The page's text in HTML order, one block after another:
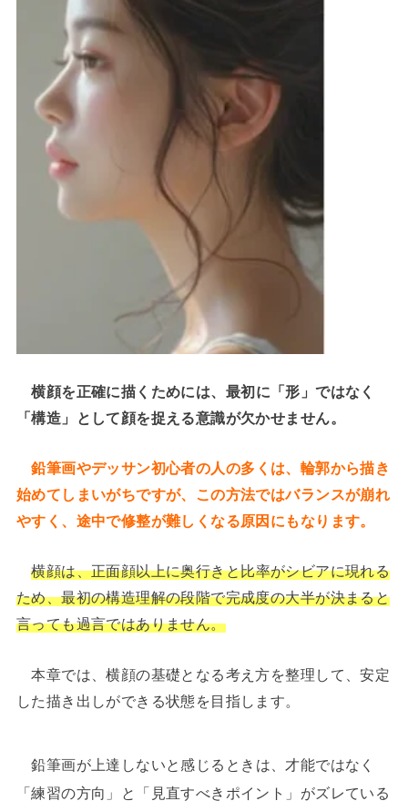
横顔を正確に描くためには、最初に「形」ではなく
「構造」として顔を捉える意識が欠かせません。
鉛筆画やデッサン初心者の人の多くは、輪郭から描き
始めてしまいがちですが、この方法ではバランスが崩れ
やすく、途中で修整が難しくなる原因にもなります。
横顔は、正面顔以上に奥行きと比率がシビアに現れる
ため、最初の構造理解の段階で完成度の大半が決まると
言っても過言ではありません。
本章では、横顔の基礎となる考え方を整理して、安定
した描き出しができる状態を目指します。
鉛筆画が上達しないと感じるときは、才能ではなく
「練習の方向」と「見直すべきポイント」がズレている